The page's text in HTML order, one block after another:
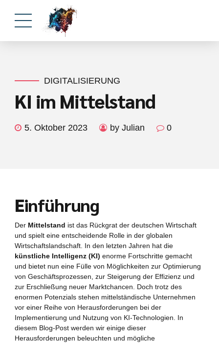
DIGITALISIERUNG
KI im Mittelstand
5. Oktober 2023 by Julian 0
Einführung
Der Mittelstand ist das Rückgrat der deutschen Wirtschaft
und spielt eine entscheidende Rolle in der globalen
Wirtschaftslandschaft. In den letzten Jahren hat die
künstliche Intelligenz (KI) enorme Fortschritte gemacht
und bietet nun eine Fülle von Möglichkeiten zur Optimierung
von Geschäftsprozessen, zur Steigerung der Effizienz und
zur Erschließung neuer Marktchancen. Doch trotz des
enormen Potenzials stehen mittelständische Unternehmen
vor einer Reihe von Herausforderungen bei der
Implementierung und Nutzung von KI-Technologien. In
diesem Blog-Post werden wir einige dieser
Herausforderungen beleuchten und mögliche